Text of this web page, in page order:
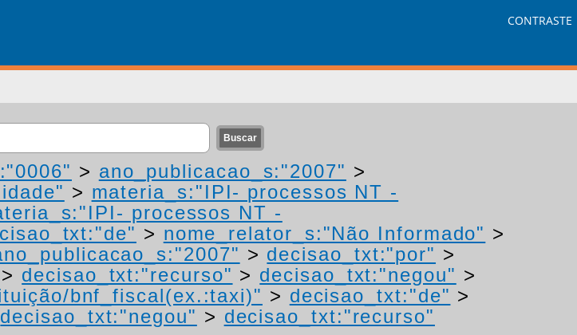
CONTRASTE
> ano_publicacao_s:"2007" >
> materia_s:"IPI- processos NT -
processos NT -
> nome_relator_s:"Não Informado" >
> decisao_txt:"por" >
> decisao_txt:"recurso" > decisao_txt:"negou" >
bnf_fiscal(ex.:taxi)" > decisao_txt:"de" >
decisao_txt:"negou" > decisao_txt:"recurso"